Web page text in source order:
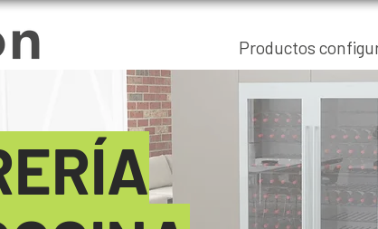
Productos